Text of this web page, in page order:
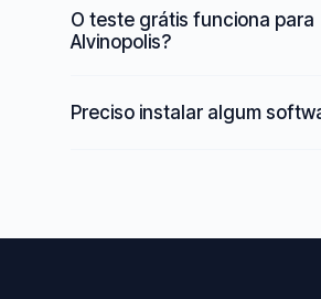
O teste grátis funciona para
Alvinopolis?
Preciso instalar algum